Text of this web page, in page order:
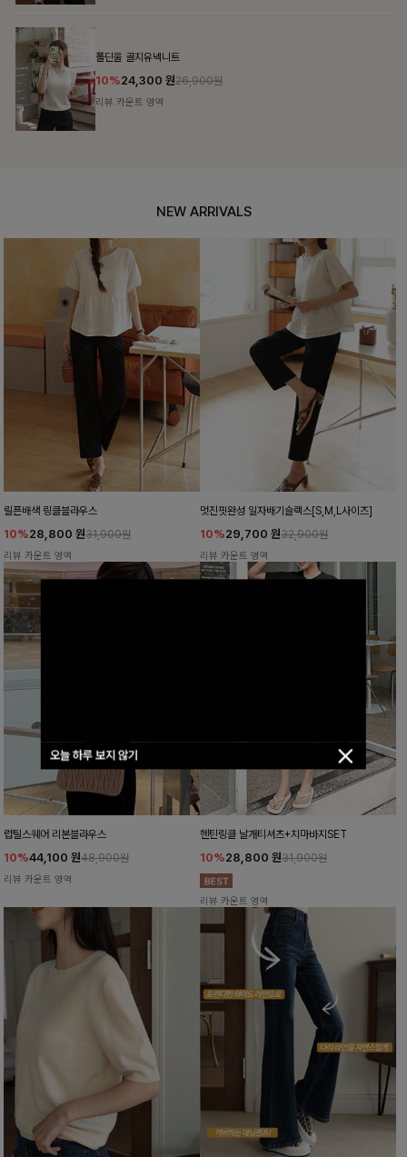
오늘 하루 보지 않기
폴딘울 골지유넥니트
10%24,300 원26,900원
리뷰 카운트 영역
NEW ARRIVALS
릴픈배색 링클블라우스
10%28,800 원31,900원
리뷰 카운트 영역
멋진핏완성 일자배기슬랙스[S,M,L사이즈]
10%29,700 원32,900원
리뷰 카운트 영역
럽틸스퀘어 리본블라우스
10%44,100 원48,900원
리뷰 카운트 영역
헨틴링클 날개티셔츠+치마바지SET
10%28,800 원31,900원
리뷰 카운트 영역